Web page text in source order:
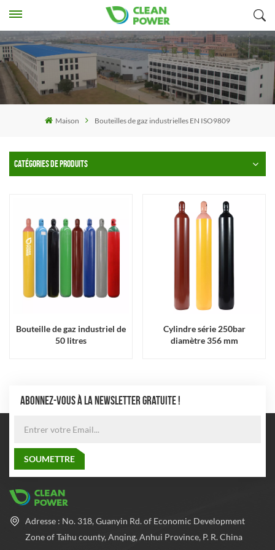
Maison Bouteilles de gaz industrielles EN ISO9809
CATÉGORIES DE PRODUITS
Bouteille de gaz industriel de
50 litres
Cylindre série 250bar
diamètre 356 mm
ABONNEZ-VOUS À LA NEWSLETTER GRATUITE !
Adresse : No. 318, Guanyin Rd. of Economic Development
Zone of Taihu county, Anqing, Anhui Province, P. R. China